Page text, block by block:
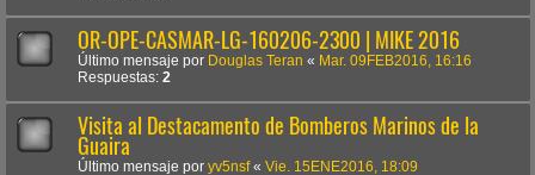
OR-OPE-CASMAR-LG-160206-2300 | MIKE 2016
Último mensaje por Douglas Teran « Mar. 09FEB2016, 16:16
Respuestas: 2
Visita al Destacamento de Bomberos Marinos de la
Guaira
Último mensaje por yv5nsf« Vie. 15ENE2016, 18:09